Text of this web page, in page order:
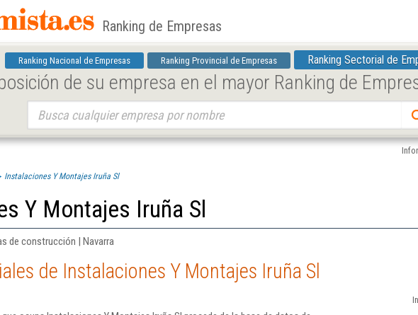
Ranking de Empresas
Ranking Nacional de Empresas Ranking Provincial de Empresas Ranking Sectorial de
de su empresa en el mayor Ranking de
Instalaciones Y Montajes Iruña Sl
Y Montajes Iruña Sl
de construcción | Navarra
de Instalaciones Y Montajes Iruña Sl